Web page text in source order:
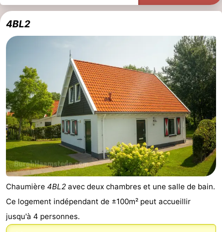
4BL2
Chaumière 4BL2 avec deux chambres et une salle de bain.
Ce logement indépendant de ±100m² peut accueillir
jusqu'à 4 personnes.